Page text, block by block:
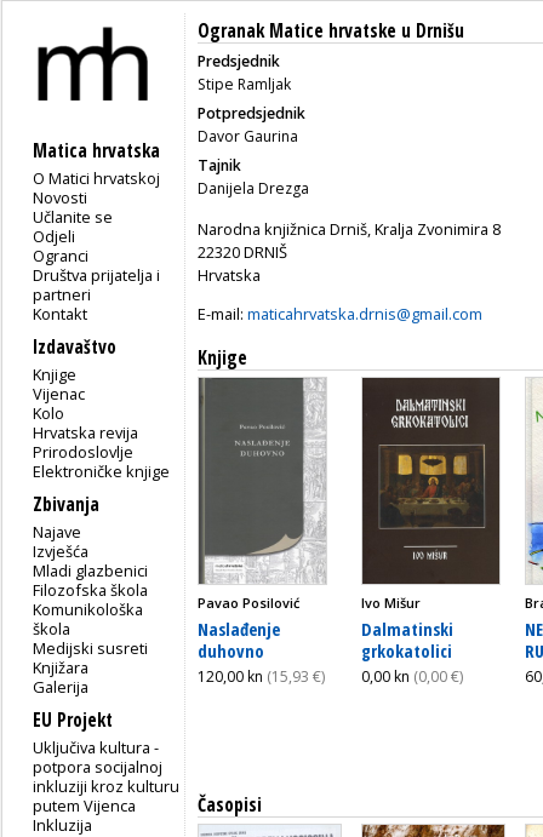
Matica hrvatska
O Matici hrvatskoj
Novosti
Učlanite se
Odjeli
Ogranci
Društva prijatelja i
partneri
Kontakt
Izdavaštvo
Knjige
Vijenac
Kolo
Hrvatska revija
Prirodoslovlje
Elektroničke knjige
Zbivanja
Najave
Izvješća
Mladi glazbenici
Filozofska škola
Komunikološka
škola
Medijski susreti
Knjižara
Galerija
EU Projekt
Uključiva kultura -
potpora socijalnoj
inkluziji kroz kulturu
putem Vijenca
Inkluzija
Ogranak Matice hrvatske u Drnišu
Predsjednik
Stipe Ramljak
Potpredsjednik
Davor Gaurina
Tajnik
Danijela Drezga
Narodna knjižnica Drniš, Kralja Zvonimira 8
22320 DRNIŠ
Hrvatska
E-mail: maticahrvatska.drnis@gmail.com
Knjige
Pavao Posilović
Naslađenje
duhovno
120,00 kn (15,93 €)
Ivo Mišur
Dalmatinski
grkokatolici
0,00 kn (0,00 €)
Časopisi